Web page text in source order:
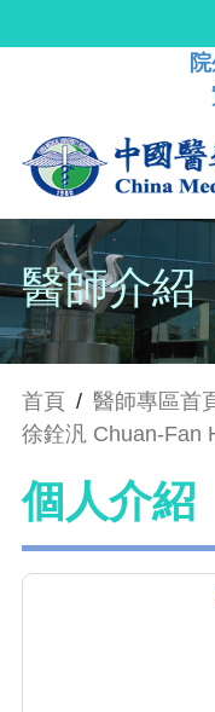
醫師介紹
首頁 / 醫師專區首
徐銓汎 Chuan-Fan
個人介紹